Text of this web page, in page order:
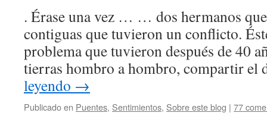
. Érase una vez … … dos hermanos
contiguas que tuvieron un conflicto.
problema que tuvieron después de 40
tierras hombro a hombro, compartir
leyendo →
Publicado en Puentes, Sentimientos, Sobre este blog | 77